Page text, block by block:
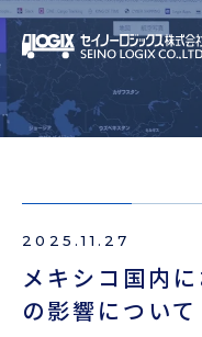
セイノーロジックス
サービス
お役立ちブログ
よくあるご質問
ニュース
セイノーロジックス
事例
お役立ちブログ
2025.11.27
メキシコ国内
の影響について